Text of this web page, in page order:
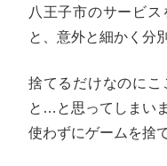
八王子市のサービ
と、意外と細かく分
捨てるだけなのにこ
と…と思ってしまい
使わずにゲームを捨